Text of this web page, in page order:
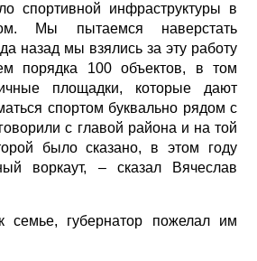
спортивной инфраструктуры в
Мы пытаемся наверстать
назад мы взялись за эту работу
порядка 100 объектов, в том
площадки, которые дают
спортом буквально рядом с
с главой района и на той
было сказано, в этом году
воркаут, – сказал Вячеслав
семье, губернатор пожелал им